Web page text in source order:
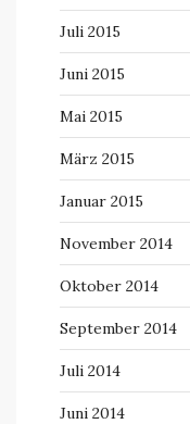
Juli 2015
Juni 2015
Mai 2015
März 2015
Januar 2015
November 2014
Oktober 2014
September 2014
Juli 2014
Juni 2014